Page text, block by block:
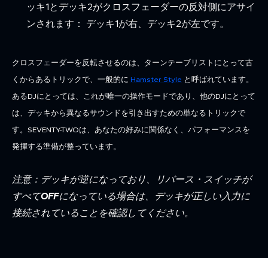
ッキ1とデッキ2がクロスフェーダーの反対側にアサイ
ンされます： デッキ1が右、デッキ2が左です。
クロスフェーダーを反転させるのは、ターンテーブリストにとって古
くからあるトリックで、一般的に Hamster Style と呼ばれています。
あるDJにとっては、これが唯一の操作モードであり、他のDJにとって
は、デッキから異なるサウンドを引き出すための単なるトリックで
す。SEVENTY-TWOは、あなたの好みに関係なく、パフォーマンスを
発揮する準備が整っています。
注意：デッキが逆になっており、リバース・スイッチが
すべてOFFになっている場合は、デッキが正しい入力に
接続されていることを確認してください。